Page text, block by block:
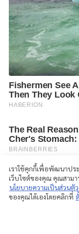
เราใช้คุกกี้เพื่อพัฒนาป
เว็บไซต์ของคุณ คุณสาม
นโยบายความเป็นส่วนตัว
ของคุณได้เองโดยคลิกที่